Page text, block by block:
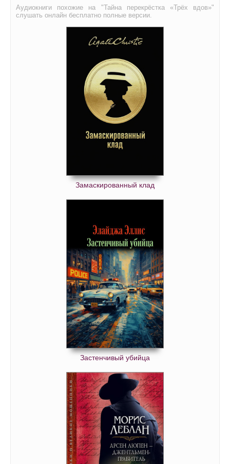
Аудиокниги похожие на "Тайна перекрёстка «Трёх вдов»"
слушать онлайн бесплатно полные версии.
Замаскированный клад
Застенчивый убийца